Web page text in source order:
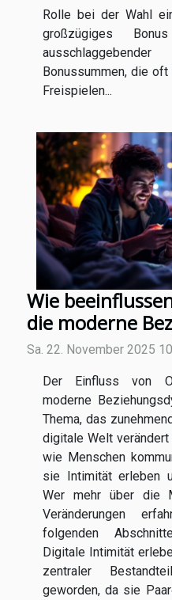
Rolle bei der Wahl
großzügiges
Bonussummen, die
Freispielen...
Wie
die moderne
Sa. 22. November 2025
Der Einfluss von
moderne
Thema, das
digitale Welt
wie Menschen
sie Intimität erleben
Wer mehr über die
Veränderungen
folgenden
Digitale Intimität
zentraler
geworden, da sie